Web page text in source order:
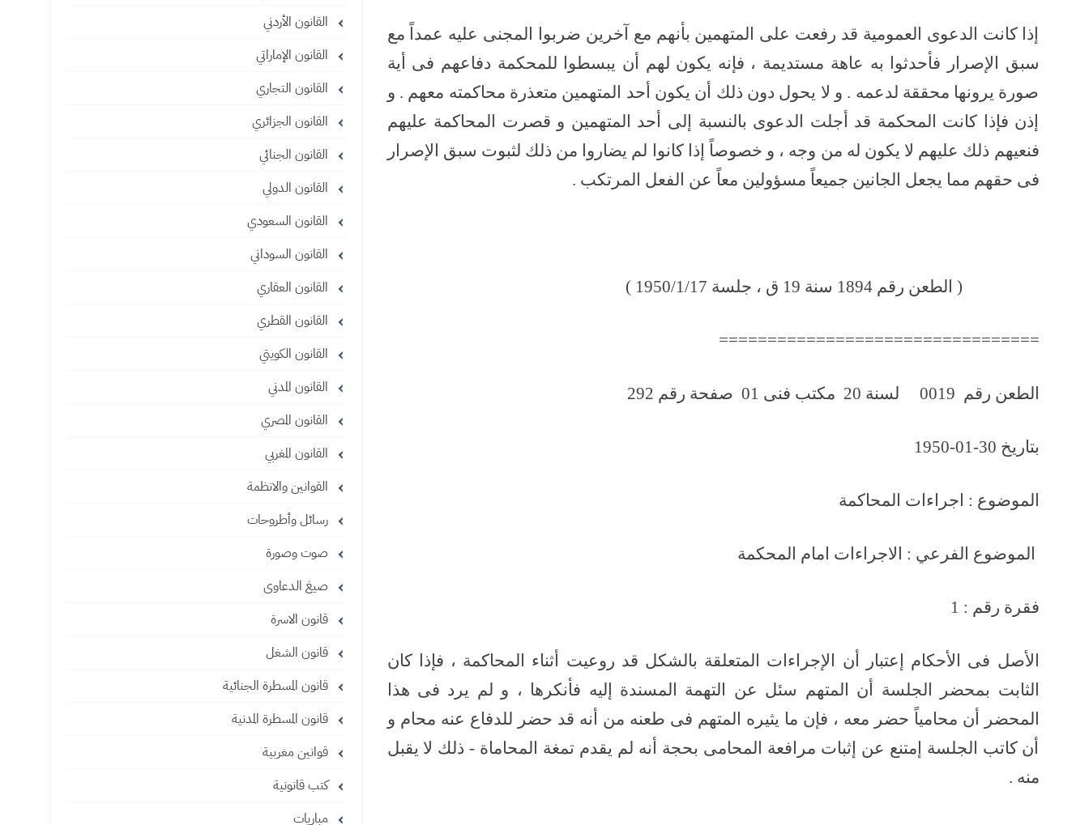
إذا كانت الدعوى العمومية قد رفعت على المتهمين بأنهم مع آخرين ضربوا المجنى عليه عمداً مع
سبق الإصرار فأحدثوا به عاهة مستديمة ، فإنه يكون لهم أن يبسطوا للمحكمة دفاعهم فى أية
صورة يرونها محققة لدعمه . و لا يحول دون ذلك أن يكون أحد المتهمين متعذرة محاكمته معهم . و
إذن فإذا كانت المحكمة قد أجلت الدعوى بالنسبة إلى أحد المتهمين و قصرت المحاكمة عليهم
فنعيهم ذلك عليهم لا يكون له من وجه ، و خصوصاً إذا كانوا لم يضاروا من ذلك لثبوت سبق الإصرار
فى حقهم مما يجعل الجانين جميعاً مسؤولين معاً عن الفعل المرتكب .
( الطعن رقم 1894 سنة 19 ق ، جلسة 1950/1/17 )
=================================
الطعن رقم 0019 لسنة 20 مكتب فنى 01 صفحة رقم 292
بتاريخ 30-01-1950
الموضوع : اجراءات المحاكمة
الموضوع الفرعي : الاجراءات امام المحكمة
فقرة رقم : 1
الأصل فى الأحكام إعتبار أن الإجراءات المتعلقة بالشكل قد روعيت أثناء المحاكمة ، فإذا كان
الثابت بمحضر الجلسة أن المتهم سئل عن التهمة المسندة إليه فأنكرها ، و لم يرد فى هذا
المحضر أن محامياً حضر معه ، فإن ما يثيره المتهم فى طعنه من أنه قد حضر للدفاع عنه محام و
أن كاتب الجلسة إمتنع عن إثبات مرافعة المحامى بحجة أنه لم يقدم تمغة المحاماة - ذلك لا يقبل
منه .
القانون الأردني
القانون الإماراتي
القانون التجاري
القانون الجزائري
القانون الجنائي
القانون الدولي
القانون السعودي
القانون السوداني
القانون العقاري
القانون القطري
القانون الكويتي
القانون المدني
القانون المصري
القانون المغربي
القوانين والانظمة
رسائل وأطروحات
صوت وصورة
صيغ الدعاوى
قانون الاسرة
قانون الشغل
قانون المسطرة الجنائية
قانون المسطرة المدنية
قوانين مغربية
كتب قانونية
مباريات